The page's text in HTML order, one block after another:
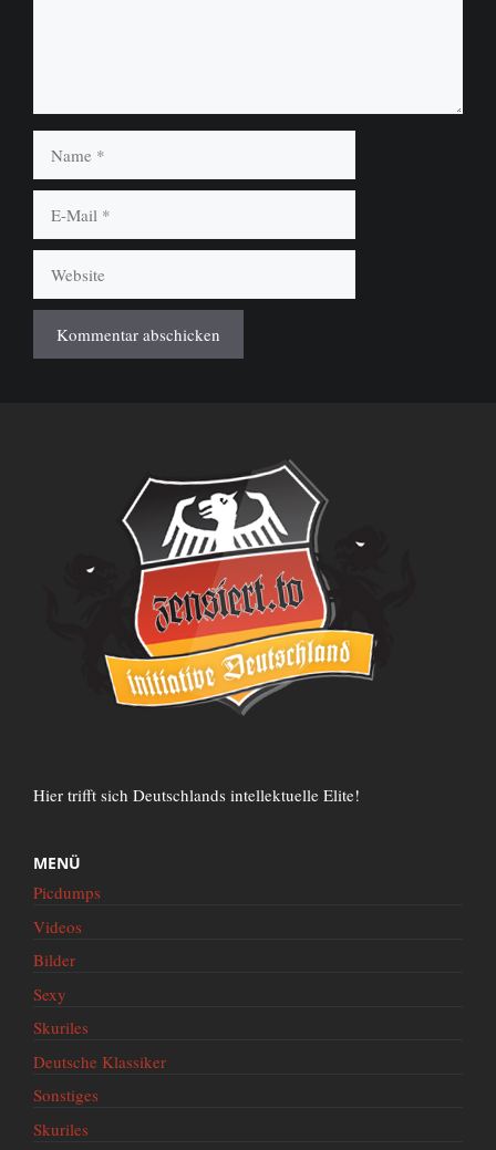
Mail
Hier trifft sich Deutschlands intellektuelle Elite!
MENÜ
Picdumps
Videos
Bilder
Sexy
Skuriles
Deutsche Klassiker
Sonstiges
Skuriles